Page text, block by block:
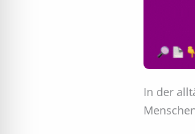
In der